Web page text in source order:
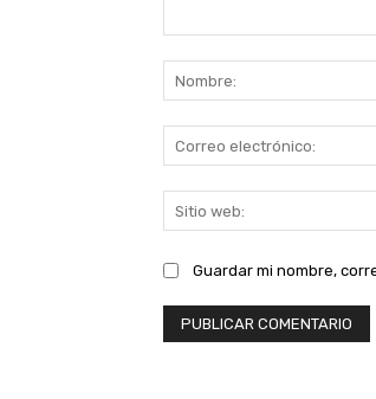
Guardar mi nombre,